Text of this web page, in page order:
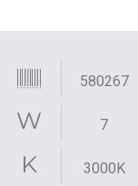
580267
7
3000K